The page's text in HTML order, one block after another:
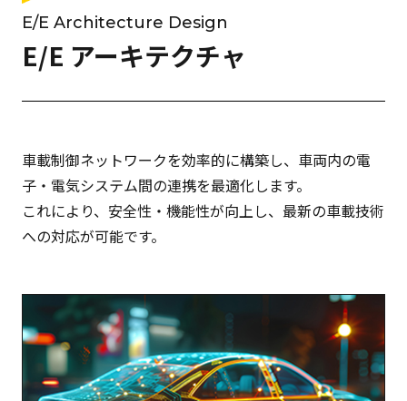
E/E Architecture Design
E/E アーキテクチャ
車載制御ネットワークを効率的に構築し、車両内の電
子・電気システム間の連携を最適化します。
これにより、安全性・機能性が向上し、最新の車載技術
への対応が可能です。